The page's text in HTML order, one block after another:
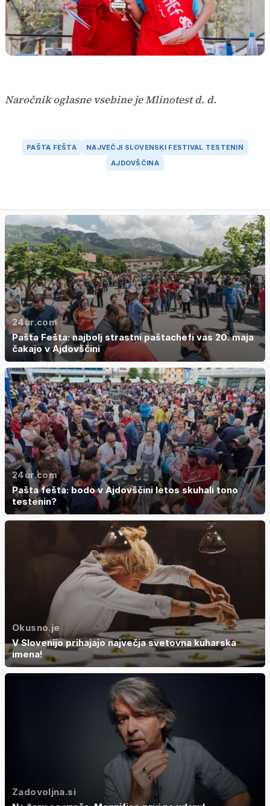
Naročnik oglasne vsebine je Mlinotest d. d.
PAŠTA FEŠTA
NAJVEČJI SLOVENSKI FESTIVAL TESTENIN
AJDOVŠČINA
24ur.com
Pašta Fešta: najbolj strastni paštachefi vas 20. maja
čakajo v Ajdovščini
24ur.com
Pašta fešta: bodo v Ajdovščini letos skuhali tono
testenin?
Okusno.je
V Slovenijo prihajajo največja svetovna kuharska
imena!
Zadovoljna.si